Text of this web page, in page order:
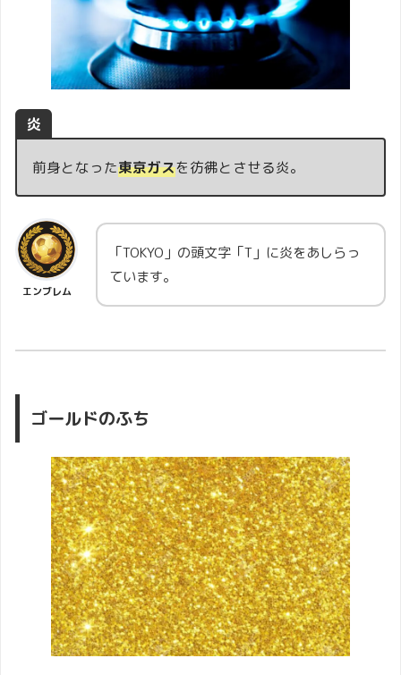
炎
前身となった東京ガスを彷彿とさせる炎。
エンブレム
「TOKYO」の頭文字「T」に炎をあしらっ
ています。
ゴールドのふち